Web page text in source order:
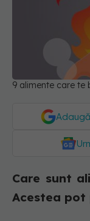
9 alimente care te
Care sunt
Acestea pot